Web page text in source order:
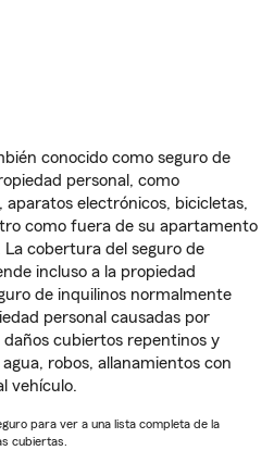
conocido como seguro de
personal, como
electrónicos, bicicletas,
como fuera de su apartamento
cobertura del seguro de
incluso a la propiedad
de inquilinos normalmente
personal causadas por
cubiertos repentinos y
robos, allanamientos con
vehículo.
para ver a una lista completa de la
cubiertas.